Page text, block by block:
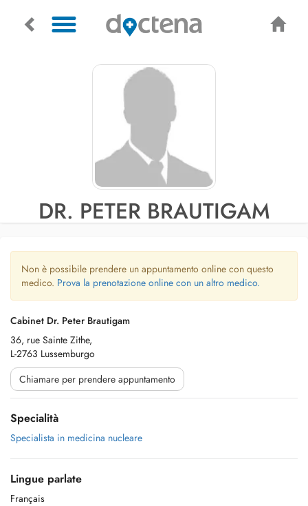
DR. PETER BRAUTIGAM
Non è possibile prendere un appuntamento online con questo
medico. Prova la prenotazione online con un altro medico.
Cabinet Dr. Peter Brautigam
36, rue Sainte Zithe,
L-2763 Lussemburgo
Chiamare per prendere appuntamento
Specialità
Specialista in medicina nucleare
Lingue parlate
Français